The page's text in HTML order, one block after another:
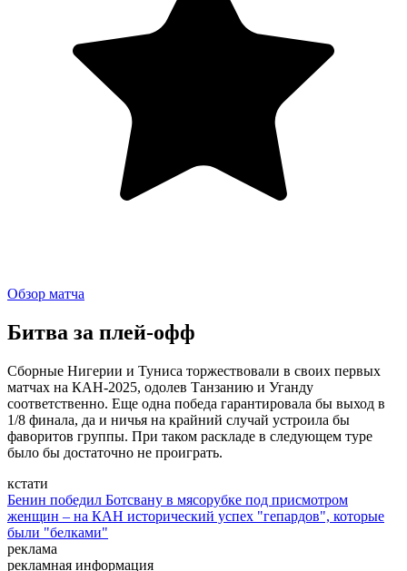
Обзор матча
Битва за плей-офф
Сборные Нигерии и Туниса торжествовали в своих первых
матчах на КАН-2025, одолев Танзанию и Уганду
соответственно. Еще одна победа гарантировала бы выход в
1/8 финала, да и ничья на крайний случай устроила бы
фаворитов группы. При таком раскладе в следующем туре
было бы достаточно не проиграть.
кстати
Бенин победил Ботсвану в мясорубке под присмотром
женщин – на КАН исторический успех "гепардов", которые
были "белками"
реклама
рекламная информация